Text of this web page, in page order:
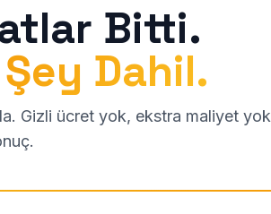
Bitti.
Dahil.
Gizli ücret yok, ekstra maliyet yok